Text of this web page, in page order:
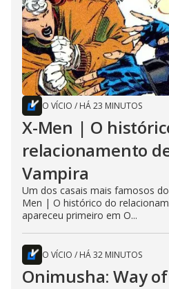
O VÍCIO / HÁ 23 MINUTOS
X-Men | O
relacionamento
Vampira
Um dos casais mais famosos
Men | O histórico do
apareceu primeiro em O...
O VÍCIO / HÁ 32 MINUTOS
Onimusha: Way